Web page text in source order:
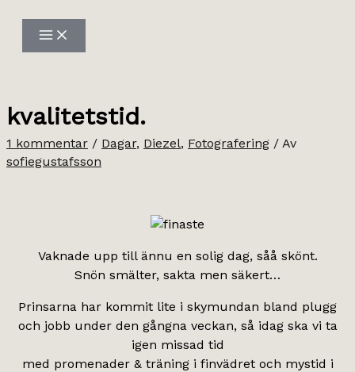
innehåll
kvalitetstid.
1 kommentar / Dagar, Diezel, Fotografering / Av
sofiegustafsson
Vaknade upp till ännu en solig dag, såå skönt.
Snön smälter, sakta men säkert…
Prinsarna har kommit lite i skymundan bland plugg
och jobb under den gångna veckan, så idag ska vi ta
igen missad tid
med promenader & träning i finvädret och mystid i